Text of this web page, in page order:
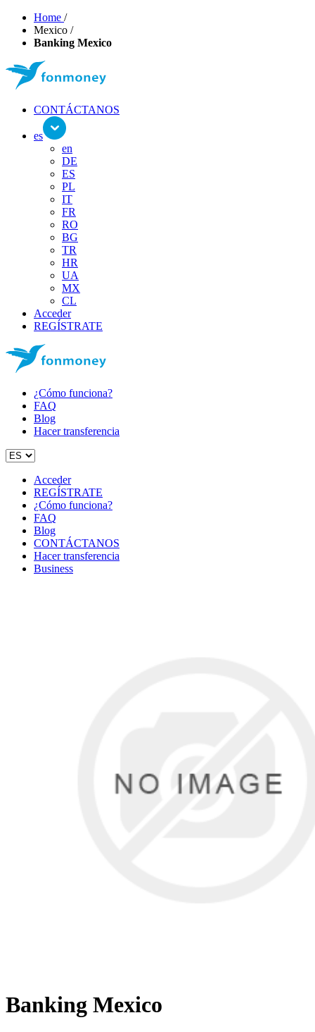
Home /
Mexico /
Banking Mexico
CONTÁCTANOS
es
en
DE
ES
PL
IT
FR
RO
BG
TR
HR
UA
MX
CL
Acceder
REGÍSTRATE
¿Cómo funciona?
FAQ
Blog
Hacer transferencia
Acceder
REGÍSTRATE
¿Cómo funciona?
FAQ
Blog
CONTÁCTANOS
Hacer transferencia
Business
Banking Mexico